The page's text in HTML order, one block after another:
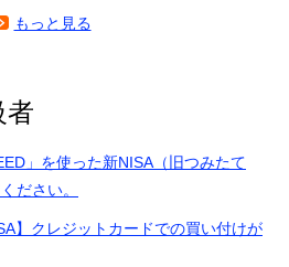
もっと見る
者
」を使った新NISA（旧つみたて
ださい。
】クレジットカードでの買い付けが